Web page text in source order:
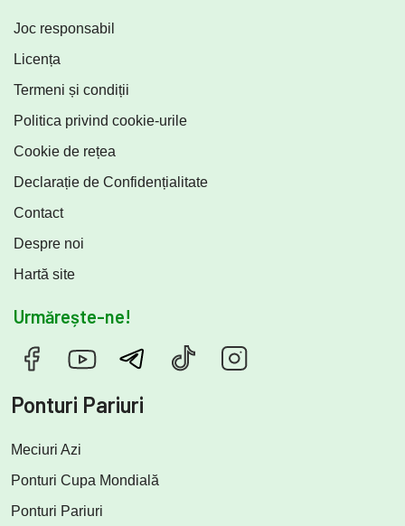
Joc responsabil
Licența
Termeni și condiții
Politica privind cookie-urile
Cookie de rețea
Declarație de Confidențialitate
Contact
Despre noi
Hartă site
Urmărește-ne!
Ponturi Pariuri
Meciuri Azi
Ponturi Cupa Mondială
Ponturi Pariuri